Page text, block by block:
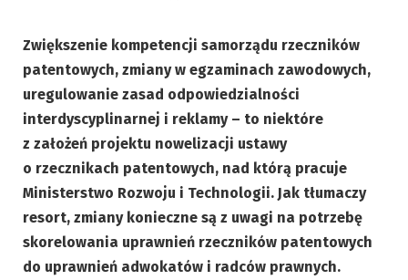
Zwiększenie kompetencji samorządu rzeczników
patentowych, zmiany w egzaminach zawodowych,
uregulowanie zasad odpowiedzialności
interdyscyplinarnej i reklamy – to niektóre
z założeń projektu nowelizacji ustawy
o rzecznikach patentowych, nad którą pracuje
Ministerstwo Rozwoju i Technologii. Jak tłumaczy
resort, zmiany konieczne są z uwagi na potrzebę
skorelowania uprawnień rzeczników patentowych
do uprawnień adwokatów i radców prawnych.